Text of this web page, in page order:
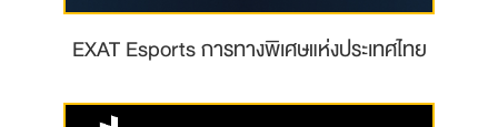
EXAT Esports การทางพิเศษแห่งประเทศไทย